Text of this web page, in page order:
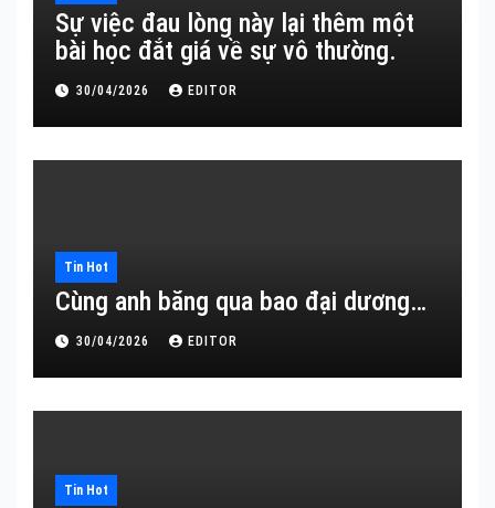
Sự việc đau lòng này lại thêm một
bài học đắt giá về sự vô thường.
30/04/2026 EDITOR
Tin Hot
Cùng anh băng qua bao đại dương…
30/04/2026 EDITOR
Tin Hot